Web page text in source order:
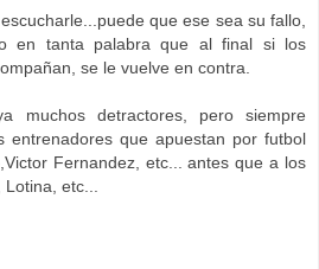
que ese sea su fallo,
en tanta palabra que al final si los
se le vuelve en contra.
muchos detractores, pero siempre
entrenadores que apuestan por futbol
Fernandez, etc... antes que a los
etc...